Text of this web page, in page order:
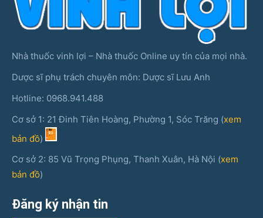
Nhà thuốc vinh lợi – Nhà thuốc Online uy tín của mọi nhà.
Dược sĩ phụ trách chuyên môn: Dược sĩ Lưu Anh
Hotline: 0968.941.488
Cơ sở 1: 21 Đinh Tiên Hoàng, Phường 1, Sóc Trăng (xem
bản đồ)
Cơ sở 2: 85 Vũ Trọng Phụng, Thanh Xuân, Hà Nội (xem
bản đồ)
Đăng ký nhận tin